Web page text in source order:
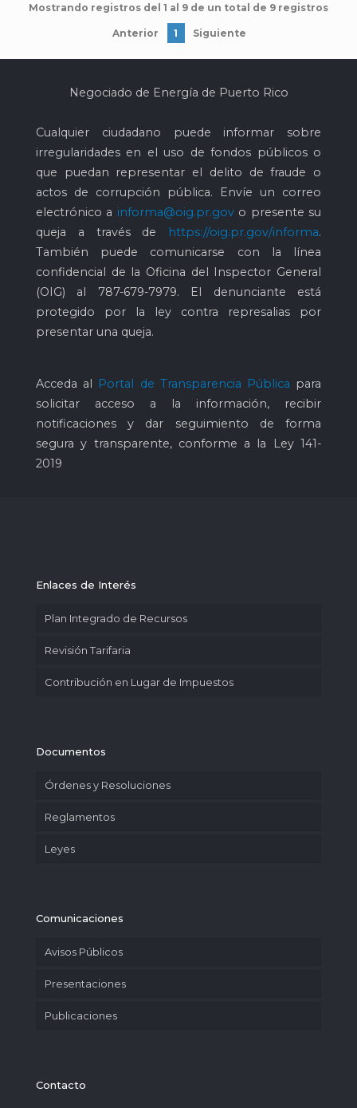
Mostrando registros del 1 al 9 de un total de 9 registros
Anterior 1 Siguiente
Negociado de Energía de Puerto Rico
Cualquier ciudadano puede informar sobre
irregularidades en el uso de fondos públicos o
que puedan representar el delito de fraude o
actos de corrupción pública. Envíe un correo
electrónico a informa@oig.pr.govo presente su
queja a través de
https://oig.pr.gov/informa.
También puede comunicarse con la línea
confidencial de la Oficina del Inspector General
(OIG) al 787-679-7979. El denunciante está
protegido por la ley contra represalias por
presentar una queja.
Acceda al Portal de Transparencia Pública para
solicitar acceso a la información, recibir
notificaciones y dar seguimiento de forma
segura y transparente, conforme a la Ley 141-
2019
Enlaces de Interés
Plan Integrado de Recursos
Revisión Tarifaria
Contribución en Lugar de Impuestos
Documentos
Órdenes y Resoluciones
Reglamentos
Leyes
Comunicaciones
Avisos Públicos
Presentaciones
Publicaciones
Contacto